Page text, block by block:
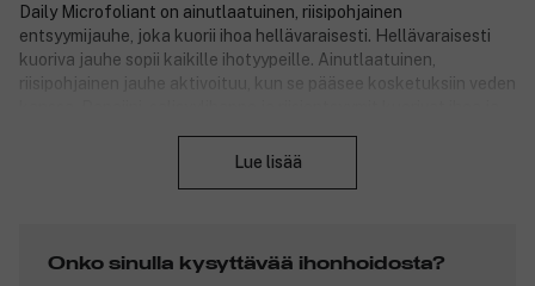
Daily Microfoliant on ainutlaatuinen, riisipohjainen
entsyymijauhe, joka kuorii ihoa hellävaraisesti. Hellävaraisesti
kuoriva jauhe sopii kaikille ihotyypeille. Ainutlaatuinen,
riisipohjainen jauhe aktivoituu, kun se pääsee kosketuksiin veden
sileämmän ja tasaisemman. Ainutlaatuinen Skin Brightening
vegaaninen, eikä sitä ole testattu eläimillä.
Lue lisää
Onko sinulla kysyttävää ihonhoidosta?